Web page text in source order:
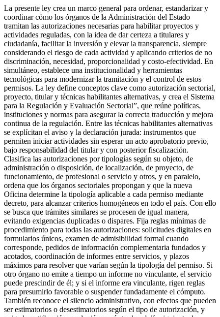
La presente ley crea un marco general para ordenar, estandarizar y
coordinar cómo los órganos de la Administración del Estado
tramitan las autorizaciones necesarias para habilitar proyectos y
actividades reguladas, con la idea de dar certeza a titulares y
ciudadanía, facilitar la inversión y elevar la transparencia, siempre
considerando el riesgo de cada actividad y aplicando criterios de no
discriminación, necesidad, proporcionalidad y costo-efectividad. En
simultáneo, establece una institucionalidad y herramientas
tecnológicas para modernizar la tramitación y el control de estos
permisos. La ley define conceptos clave como autorización sectorial,
proyecto, titular y técnicas habilitantes alternativas, y crea el Sistema
para la Regulación y Evaluación Sectorial”, que reúne políticas,
instituciones y normas para asegurar la correcta traducción y mejora
continua de la regulación. Entre las técnicas habilitantes alternativas
se explícitan el aviso y la declaración jurada: instrumentos que
permiten iniciar actividades sin esperar un acto aprobatorio previo,
bajo responsabilidad del titular y con posterior fiscalización.
Clasifica las autorizaciones por tipologías según su objeto, de
administración o disposición, de localización, de proyecto, de
funcionamiento, de profesional o servicio y otros, y en paralelo,
ordena que los órganos sectoriales propongan y que la nueva
Oficina determine la tipología aplicable a cada permiso mediante
decreto, para alcanzar criterios homogéneos en todo el país. Con ello
se busca que trámites similares se procesen de igual manera,
evitando exigencias duplicadas o dispares. Fija reglas mínimas de
procedimiento para todas las autorizaciones: solicitudes digitales en
formularios únicos, examen de admisibilidad formal cuando
corresponde, pedidos de información complementaria fundados y
acotados, coordinación de informes entre servicios, y plazos
máximos para resolver que varían según la tipología del permiso. Si
otro órgano no emite a tiempo un informe no vinculante, el servicio
puede prescindir de él; y si el informe era vinculante, rigen reglas
para presumirlo favorable o suspender fundadamente el cómputo.
También reconoce el silencio administrativo, con efectos que pueden
ser estimatorios o desestimatorios según el tipo de autorización, y